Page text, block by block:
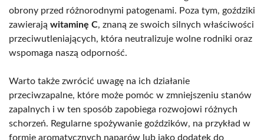
obrony przed różnorodnymi patogenami. Poza tym, goździki
zawierają witaminę C, znaną ze swoich silnych właściwości
przeciwutleniających, która neutralizuje wolne rodniki oraz
wspomaga naszą odporność.
Warto także zwrócić uwagę na ich działanie
przeciwzapalne, które może pomóc w zmniejszeniu stanów
zapalnych i w ten sposób zapobiega rozwojowi różnych
schorzeń. Regularne spożywanie goździków, na przykład w
formie aromatycznych naparów lub jako dodatek do